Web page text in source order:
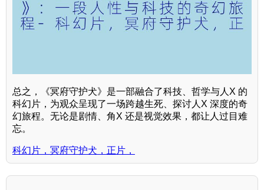
总之，《冥府守护犬》是一部融合了科技、哲学与人X 的
科幻片，为观众呈现了一场跨越生死、探讨人X 深度的奇
幻旅程。无论是剧情、角X 还是视觉效果，都让人过目难
忘。
科幻片，冥府守护犬，正片，